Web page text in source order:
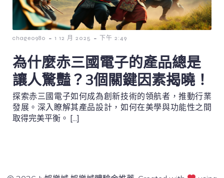
chage0980 - 1 12 月 2025 - 下午 2:49
為什麼赤三國電子的產品總是
讓人驚豔？3個關鍵因素揭曉！
探索赤三國電子如何成為創新技術的領航者，推動行業
發展。深入瞭解其產品設計，如何在美學與功能性之間
取得完美平衡。 […]